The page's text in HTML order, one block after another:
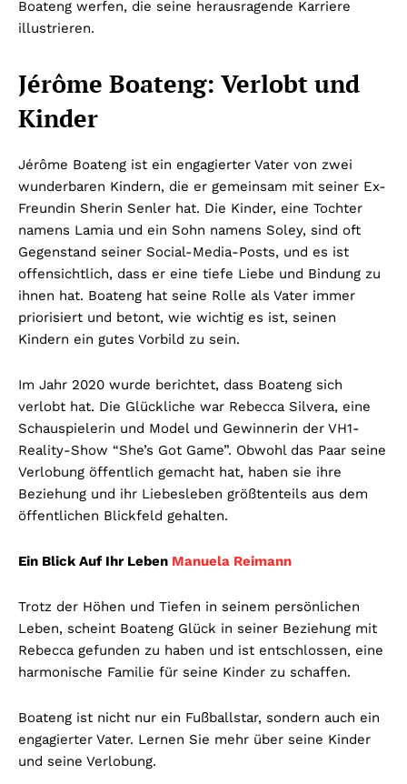
Boateng werfen, die seine herausragende Karriere
illustrieren.
Jérôme Boateng: Verlobt und
Kinder
Jérôme Boateng ist ein engagierter Vater von zwei
wunderbaren Kindern, die er gemeinsam mit seiner Ex-
Freundin Sherin Senler hat. Die Kinder, eine Tochter
namens Lamia und ein Sohn namens Soley, sind oft
Gegenstand seiner Social-Media-Posts, und es ist
offensichtlich, dass er eine tiefe Liebe und Bindung zu
ihnen hat. Boateng hat seine Rolle als Vater immer
priorisiert und betont, wie wichtig es ist, seinen
Kindern ein gutes Vorbild zu sein.
Im Jahr 2020 wurde berichtet, dass Boateng sich
verlobt hat. Die Glückliche war Rebecca Silvera, eine
Schauspielerin und Model und Gewinnerin der VH1-
Reality-Show “She’s Got Game”. Obwohl das Paar seine
Verlobung öffentlich gemacht hat, haben sie ihre
Beziehung und ihr Liebesleben größtenteils aus dem
öffentlichen Blickfeld gehalten.
Ein Blick Auf Ihr Leben Manuela Reimann
Trotz der Höhen und Tiefen in seinem persönlichen
Leben, scheint Boateng Glück in seiner Beziehung mit
Rebecca gefunden zu haben und ist entschlossen, eine
harmonische Familie für seine Kinder zu schaffen.
Boateng ist nicht nur ein Fußballstar, sondern auch ein
engagierter Vater. Lernen Sie mehr über seine Kinder
und seine Verlobung.